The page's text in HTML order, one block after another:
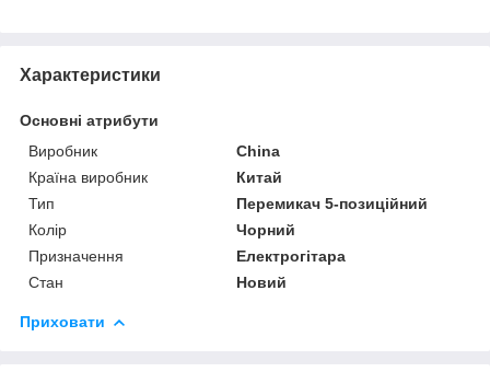
Характеристики
Основні атрибути
Виробник
China
Країна виробник
Китай
Тип
Перемикач 5-позиційний
Колір
Чорний
Призначення
Електрогітара
Стан
Новий
Приховати